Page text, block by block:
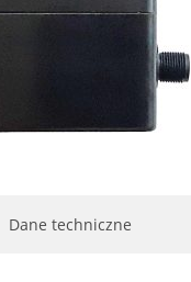
Dane techniczne